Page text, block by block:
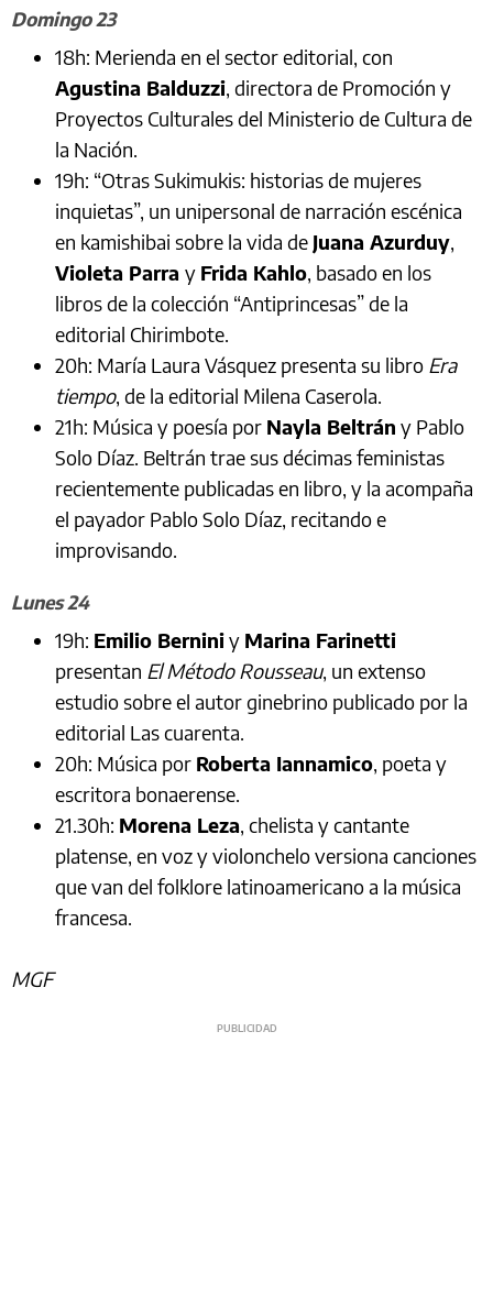
Domingo 23
18h: Merienda en el sector editorial, con
Agustina Balduzzi, directora de Promoción y
Proyectos Culturales del Ministerio de Cultura de
la Nación.
19h: “Otras Sukimukis: historias de mujeres
inquietas”, un unipersonal de narración escénica
en kamishibai sobre la vida de Juana Azurduy,
Violeta Parra y Frida Kahlo, basado en los
libros de la colección “Antiprincesas” de la
editorial Chirimbote.
20h: María Laura Vásquez presenta su libro Era
tiempo, de la editorial Milena Caserola.
21h: Música y poesía por Nayla Beltrán y Pablo
Solo Díaz. Beltrán trae sus décimas feministas
recientemente publicadas en libro, y la acompaña
el payador Pablo Solo Díaz, recitando e
improvisando.
Lunes 24
19h: Emilio Berniniy Marina Farinetti
presentan El Método Rousseau, un extenso
estudio sobre el autor ginebrino publicado por la
editorial Las cuarenta.
20h: Música por Roberta Iannamico, poeta y
escritora bonaerense.
21.30h: Morena Leza, chelista y cantante
platense, en voz y violonchelo versiona canciones
que van del folklore latinoamericano a la música
francesa.
MGF